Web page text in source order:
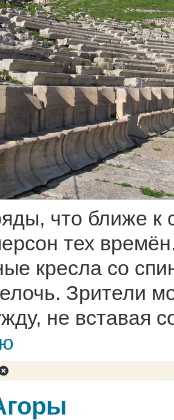
что ближе к
тех
кресла со
Зрители
не вставая